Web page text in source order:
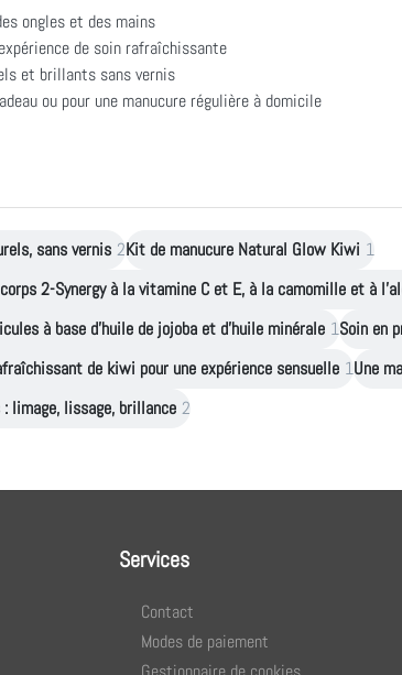
ongles et des mains
de soin rafraîchissante
et brillants sans vernis
ou pour une manucure régulière à domicile
sans vernis 2Kit de manucure Natural Glow Kiwi 1
2-Synergy à la vitamine C et E, à la camomille et à
à base d'huile de jojoba et d'huile minérale 1Soin en
de kiwi pour une expérience sensuelle 1Une
limage, lissage, brillance 2
Services
Contact
Modes de paiement